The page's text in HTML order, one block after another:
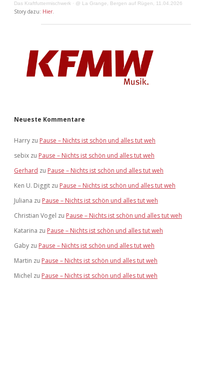
Das Kraftfuttermischwerk · @ La Grange, Bergen auf Rügen, 11.04.2026
Story dazu: Hier.
Neueste Kommentare
Harry zu Pause – Nichts ist schön und alles tut weh
sebix zu Pause – Nichts ist schön und alles tut weh
Gerhard zu Pause – Nichts ist schön und alles tut weh
Ken U. Diggit zu Pause – Nichts ist schön und alles tut weh
Juliana zu Pause – Nichts ist schön und alles tut weh
Christian Vogel zu Pause – Nichts ist schön und alles tut weh
Katarina zu Pause – Nichts ist schön und alles tut weh
Gaby zu Pause – Nichts ist schön und alles tut weh
Martin zu Pause – Nichts ist schön und alles tut weh
Michel zu Pause – Nichts ist schön und alles tut weh